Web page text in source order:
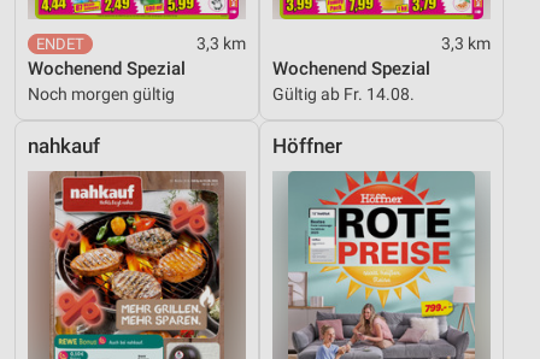
3,3 km
Wochenend Spezial
Noch morgen gültig
3,3 km
Wochenend Spezial
Gültig ab Fr. 14.08.
nahkauf Höffner